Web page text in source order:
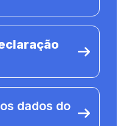
os dados do